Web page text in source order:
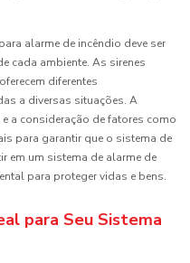
alarme de incêndio deve ser
cada ambiente. As sirenes
diferentes
a diversas situações. A
a consideração de fatores como
para garantir que o sistema de
em um sistema de alarme de
para proteger vidas e bens.
para Seu Sistema